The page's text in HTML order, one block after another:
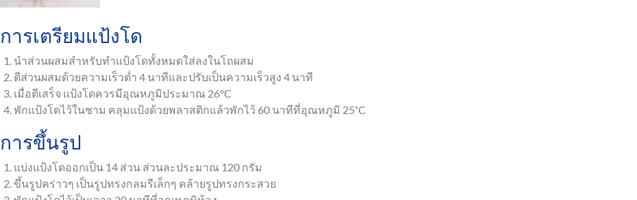
การเตรียมแป้งโด
นำส่วนผสมสำหรับทำแป้งโดทั้งหมดใส่ลงในโถผสม
ตีส่วนผสมด้วยความเร็วต่ำ 4 นาทีและปรับเป็นความเร็วสูง 4 นาที
เมื่อตีเสร็จ แป้งโดควรมีอุณหภูมิประมาณ 26°C
พักแป้งโดไว้ในชาม คลุมแป้งด้วยพลาสติกแล้วพักไว้ 60 นาทีที่อุณหภูมิ 25˚C
การขึ้นรูป
แบ่งแป้งโดออกเป็น 14 ส่วน ส่วนละประมาณ 120 กรัม
ขึ้นรูปคร่าวๆ เป็นรูปทรงกลมรีเล็กๆ คล้ายรูปทรงกระสวย